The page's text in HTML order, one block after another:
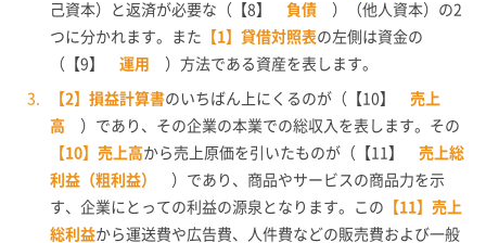
己資本）と返済が必要な（【8】
負債 ）（他人資本）の2
つに分かれます。また 【1】貸借対照表の左側は資金の
（【9】
運用 ）方法である資産を表します。
【2】損益計算書のいちばん上にくるのが（【10】
売上
高 ）であり、その企業の本業での総収入を表します。その
【10】売上高から売上原価を引いたものが（【11】
売上総
利益（粗利益） ）であり、商品やサービスの商品力を示
す、企業にとっての利益の源泉となります。この 【11】売上
総利益から運送費や広告費、人件費などの販売費および一般